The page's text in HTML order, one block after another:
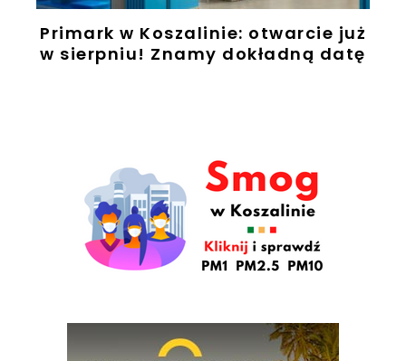
Primark w Koszalinie: otwarcie już
w sierpniu! Znamy dokładną datę